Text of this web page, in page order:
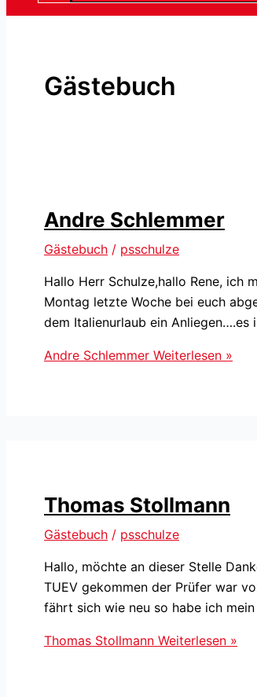
Gästebuch
Andre Schlemmer
Gästebuch / psschulze
Hallo Herr Schulze,hallo Rene, ich
Montag letzte Woche bei euch
dem Italienurlaub ein
Andre Schlemmer Weiterlesen »
Thomas Stollmann
Gästebuch / psschulze
Hallo, möchte an dieser Stelle
TUEV gekommen der Prüfer war
fährt sich wie neu so habe ich
Thomas Stollmann Weiterlesen »